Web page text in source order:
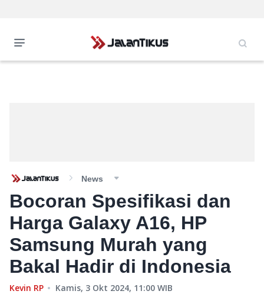
News
Bocoran Spesifikasi dan
Harga Galaxy A16, HP
Samsung Murah yang
Bakal Hadir di Indonesia
Kevin RP Kamis, 3 Okt 2024, 11:00 WIB